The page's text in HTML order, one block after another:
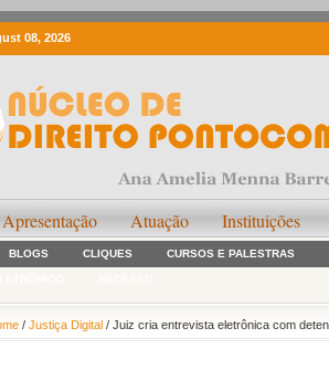
08, 2026
Apresentação Atuação Instituições
BLOGS CLIQUES CURSOS E PALESTRAS
/ Justiça Digital / Juiz cria entrevista eletrônica com